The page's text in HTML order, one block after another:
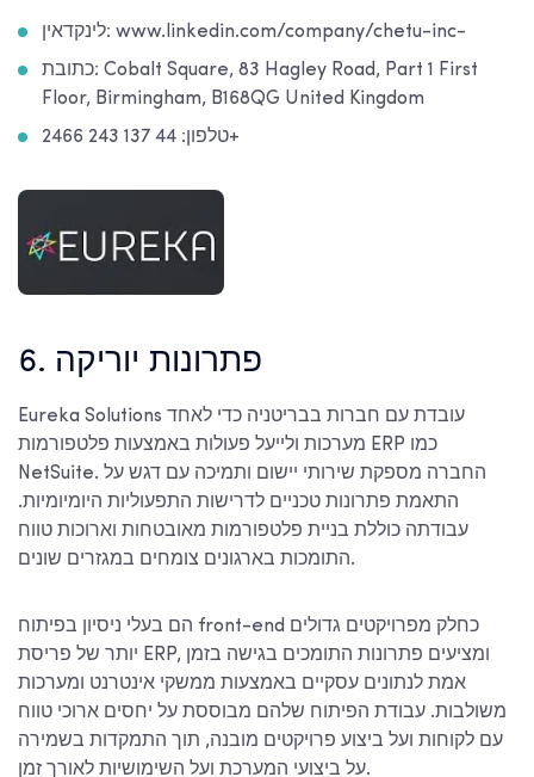
לינקדאין: www.linkedin.com/company/chetu-inc-
כתובת: Cobalt Square, 83 Hagley Road, Part 1 First
Floor, Birmingham, B168QG United Kingdom
טלפון: 44 137 243 2466+
6. פתרונות יוריקה
Eureka Solutions עובדת עם חברות בבריטניה כדי לאחד
מערכות ולייעל פעולות באמצעות פלטפורמות ERP כמו
NetSuite. החברה מספקת שירותי יישום ותמיכה עם דגש על
התאמת פתרונות טכניים לדרישות התפעוליות היומיומיות.
עבודתה כוללת בניית פלטפורמות מאובטחות וארוכות טווח
התומכות בארגונים צומחים במגזרים שונים.
הם בעלי ניסיון בפיתוח front-end כחלק מפרויקטים גדולים
יותר של פריסת ERP, ומציעים פתרונות התומכים בגישה בזמן
אמת לנתונים עסקיים באמצעות ממשקי אינטרנט ומערכות
משולבות. עבודת הפיתוח שלהם מבוססת על יחסים ארוכי טווח
עם לקוחות ועל ביצוע פרויקטים מובנה, תוך התמקדות בשמירה
על ביצועי המערכת ועל השימושיות לאורך זמן.